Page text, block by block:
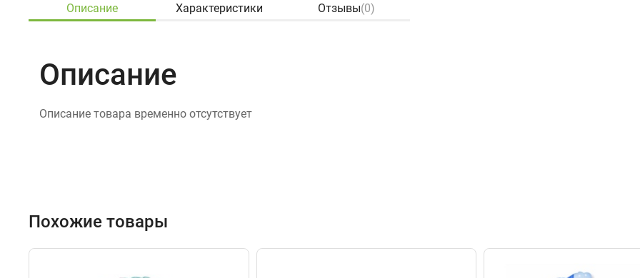
Описание Характеристики Отзывы(0)
Описание
Описание товара временно отсутствует
Похожие товары